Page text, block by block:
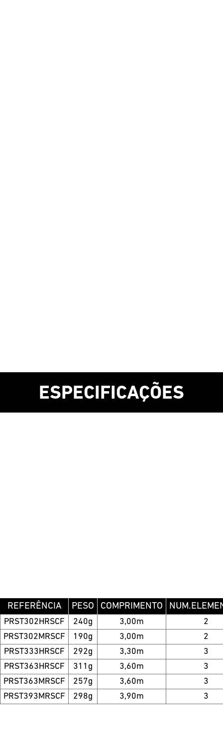
ESPECIFICAÇÕES
REFERÊNCIA PESO COMPRIMENTO
PRST302HRSCF 240g 3,00m
2
PRST302MRSCF
190g 3,00m
2
PRST333HRSCF
292g 3,30m
3
PRST363HRSCF
311g 3,60m
3
PRST363MRSCF
257g 3,60m
3
PRST393MRSCF
298g 3,90m 3